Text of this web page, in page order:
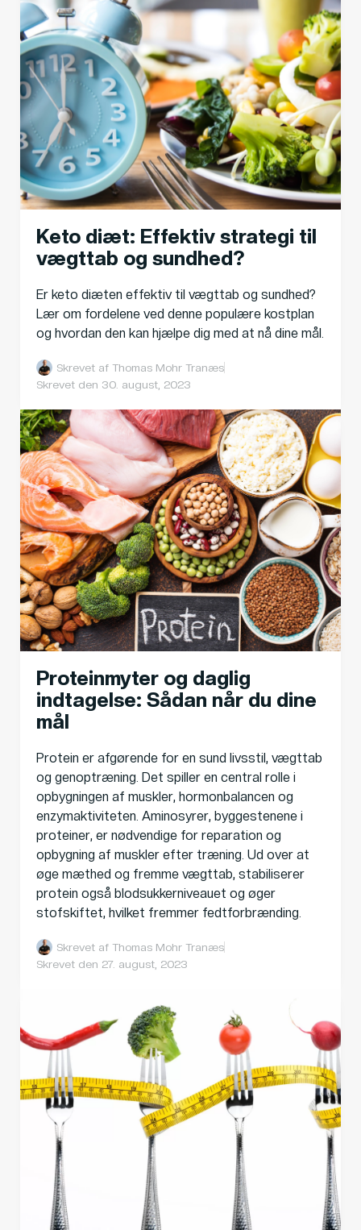
Keto diæt: Effektiv strategi til
vægttab og sundhed?
Er keto diæten effektiv til vægttab og sundhed?
Lær om fordelene ved denne populære kostplan
og hvordan den kan hjælpe dig med at nå dine mål.
Skrevet af Thomas Mohr Tranæs
Skrevet den 30. august, 2023
Proteinmyter og daglig
indtagelse: Sådan når du dine
mål
Protein er afgørende for en sund livsstil, vægttab
og genoptræning. Det spiller en central rolle i
opbygningen af muskler, hormonbalancen og
enzymaktiviteten. Aminosyrer, byggestenene i
proteiner, er nødvendige for reparation og
opbygning af muskler efter træning. Ud over at
øge mæthed og fremme vægttab, stabiliserer
protein også blodsukkerniveauet og øger
stofskiftet, hvilket fremmer fedtforbrænding.
Skrevet af Thomas Mohr Tranæs
Skrevet den 27. august, 2023